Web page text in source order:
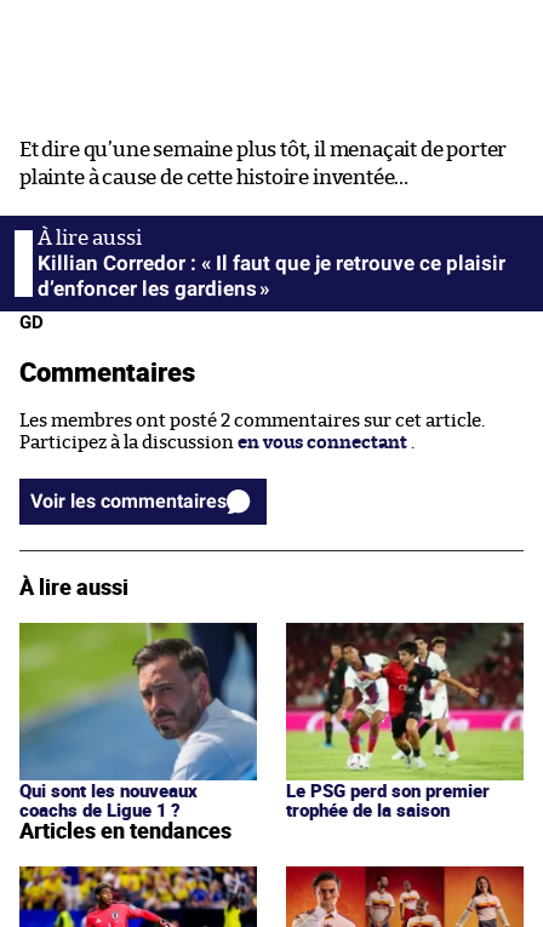
Et dire qu’une semaine plus tôt, il menaçait de porter
plainte à cause de cette histoire inventée…
Killian Corredor : « Il faut que je retrouve ce plaisir
d’enfoncer les gardiens »
GD
Commentaires
Les membres ont posté 2 commentaires sur cet article.
Participez à la discussion en vous connectant .
Voir les commentaires
À lire aussi
Qui sont les nouveaux
coachs de Ligue 1 ?
Le PSG perd son premier
trophée de la saison
Articles en tendances